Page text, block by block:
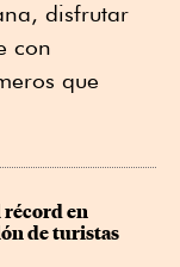
disfrutar
con
que
récord en
de turistas